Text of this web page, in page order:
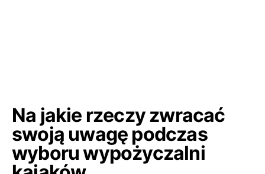
Na jakie rzeczy zwracać
swoją uwagę podczas
wyboru wypożyczalni